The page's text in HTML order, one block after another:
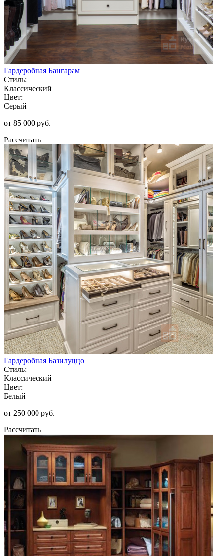
Гардеробная Бангарам
Стиль:
Классический
Цвет:
Серый
от 85 000 руб.
Рассчитать
Гардеробная Базилуццо
Стиль:
Классический
Цвет:
Белый
от 250 000 руб.
Рассчитать